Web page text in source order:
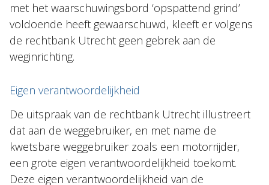
met het waarschuwingsbord ‘opspattend grind’
voldoende heeft gewaarschuwd, kleeft er volgens
de rechtbank Utrecht geen gebrek aan de
weginrichting.
Eigen verantwoordelijkheid
De uitspraak van de rechtbank Utrecht illustreert
dat aan de weggebruiker, en met name de
kwetsbare weggebruiker zoals een motorrijder,
een grote eigen verantwoordelijkheid toekomt.
Deze eigen verantwoordelijkheid van de